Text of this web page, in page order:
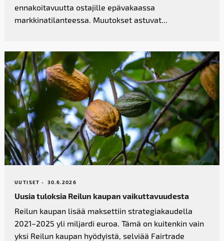
ennakoitavuutta ostajille epävakaassa
markkinatilanteessa. Muutokset astuvat...
UUTISET - 30.6.2026
Uusia tuloksia Reilun kaupan vaikutta­vuudesta
Reilun kaupan lisää maksettiin strategiakaudella
2021–2025 yli miljardi euroa. Tämä on kuitenkin vain
yksi Reilun kaupan hyödyistä, selviää Fairtrade